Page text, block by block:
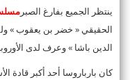
ينتظر الجميع بفارغ الصبر
ﺍلحقيقي « ﺧﻀﺮ ﺑﻦ ﻳﻌﻘﻮﺏ »
ﺍﻟﺪﻳﻦ ﺑﺎﺷﺎ » ﻭﻋﺮﻑ ﻟﺪﻯ
كان بارباروسا ﺃﺣﺪ ﺃﻛﺒﺮ ﻗﺎﺩﺓ